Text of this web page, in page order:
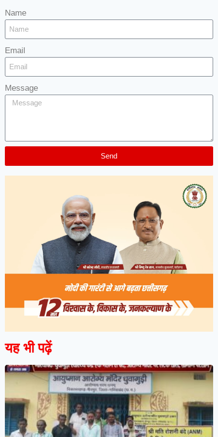
Name
Email
Message
Send
यह भी पढ़ें